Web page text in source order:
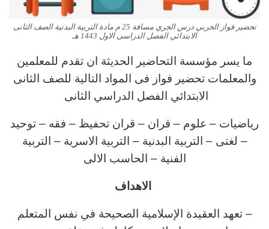
تحضير فواز الحربي درس الجري مسافة 25 م مادة التربية البدنية الصف الثانى
الابتدائي الفصل الدراسى الاول 1443 هـ
ما يسر مؤسسة التحاضير الحديثة ان تقدم للمعلمين
والمعلمات تحضير فواز فى المواد التالية للصف الثانى
الابتدائي الفصل الدراسي الثانى
رياضيات – علوم – قران – قران تحفيظ – فقه – توحيد
– لغتى – التربية البدنية – التربية الاسرية – التربية
الفنية – الحاسب الالى
الاهداف
– تعهد العقيدة الإسلامية الصحيحة في نفس المتعلم